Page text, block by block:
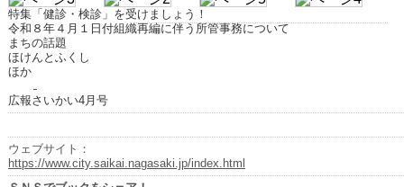
特集「健診・検診」を受けましょう！
令和８年４月１日付組織再編に伴う所管事務について
まちの話題
ほけんとふくし
ほか
広報さいかい4月号
ウェブサイト：
https://www.city.saikai.nagasaki.jp/index.html
はじめてご利用される方へ
コンテンツ
明治日本の産業革命遺産
長崎と天草地方の潜伏キリシタン
関連遺産